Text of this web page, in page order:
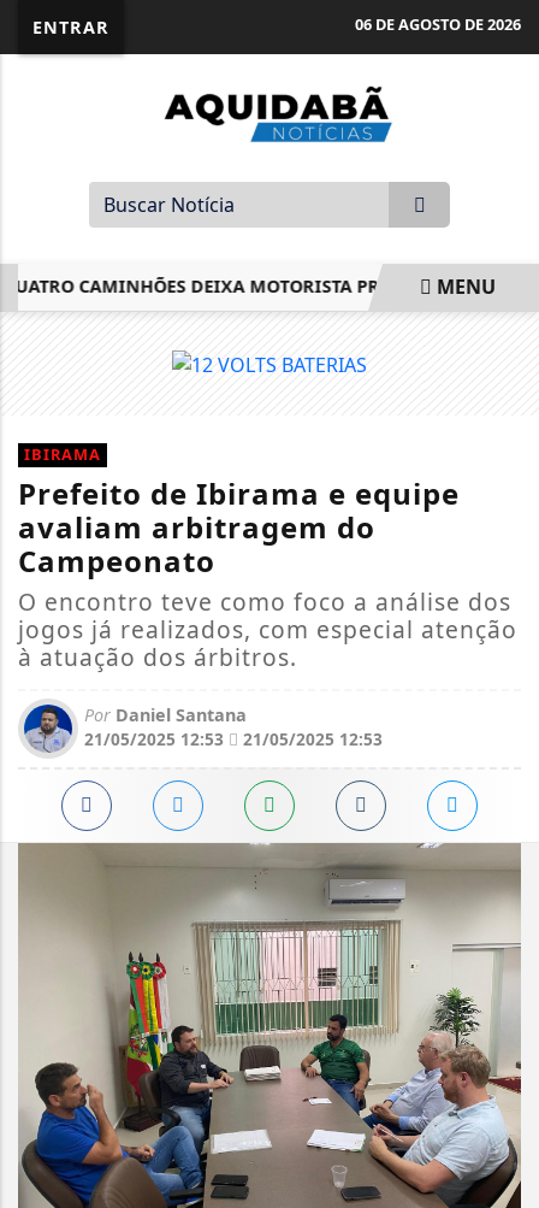
ENTRAR 06 DE AGOSTO DE 2026
CAMINHÕES DEIXA MOTORISTA PRESO ÀS FERRAGENS E
MENU
IBIRAMA
Prefeito de Ibirama e equipe
avaliam arbitragem do
Campeonato
O encontro teve como foco a análise dos
jogos já realizados, com especial atenção
à atuação dos árbitros.
Por Daniel Santana
21/05/2025 12:53
21/05/2025 12:53